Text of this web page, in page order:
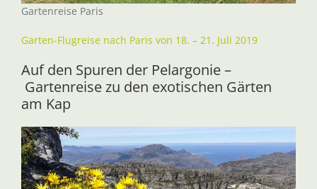
Gartenreise Paris
Garten-Flugreise nach Paris von 18. – 21. Juli 2019
Auf den Spuren der Pelargonie –
Gartenreise zu den exotischen Gärten
am Kap